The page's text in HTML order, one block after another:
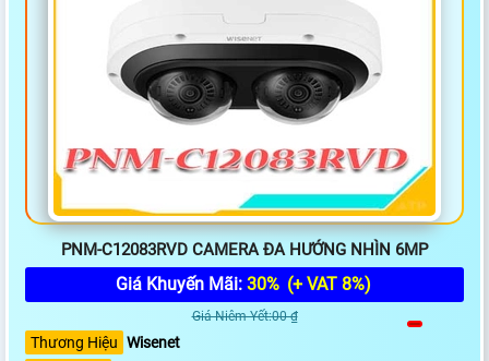
PNM-C12083RVD CAMERA ĐA HƯỚNG NHÌN 6MP
Giá Khuyến Mãi: 30% (+ VAT 8%)
Giá Niêm Yết:00 ₫
Thương Hiệu Wisenet